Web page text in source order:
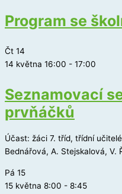
Program se
Čt 14
14 května 16:00 - 17:00
Seznamovací
prvňáčků
Účast: žáci 7. tříd, třídní
Bednářová, A. Stejskalová, V.
Pá 15
15 května 8:00 - 8:45